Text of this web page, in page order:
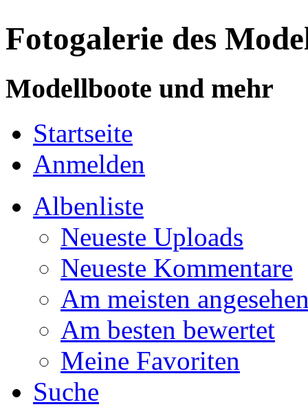
Fotogalerie des
Modellboote und mehr
Startseite
Anmelden
Albenliste
Neueste Uploads
Neueste Kommentare
Am meisten
Am besten bewertet
Meine Favoriten
Suche